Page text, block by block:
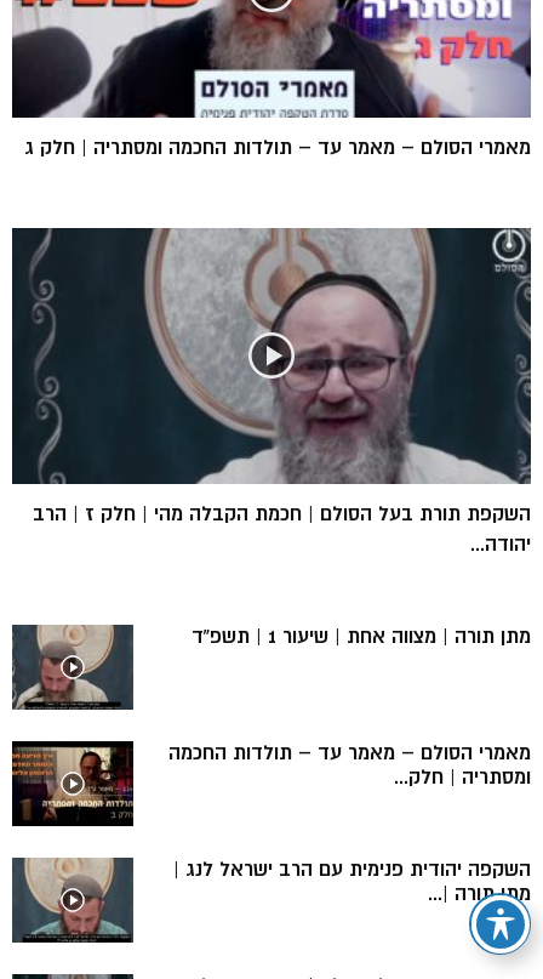
מאמרי הסולם – מאמר עד – תולדות החכמה ומסתריה | חלק ג
השקפת תורת בעל הסולם | חכמת הקבלה מהי | חלק ז | הרב
יהודה...
מתן תורה | מצווה אחת | שיעור 1 | תשפ”ד
מאמרי הסולם – מאמר עד – תולדות החכמה
ומסתריה | חלק...
השקפה יהודית פנימית עם הרב ישראל לנג |
מתן תורה |...